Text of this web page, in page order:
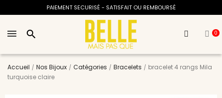
PAIEMENT SECURISÉ - SATISFAIT OU REMBOURSÉ
search 0
Accueil Nos Bijoux Catégories Bracelets
bracelet 4 rangs Mila
turquoise claire